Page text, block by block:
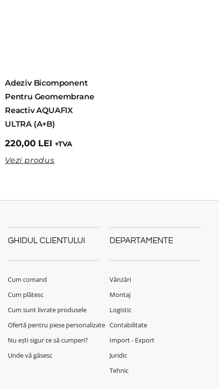
Adeziv Bicomponent
Pentru Geomembrane
Reactiv AQUAFIX
ULTRA (A+B)
220,00 LEI +TVA
Vezi produs
GHIDUL CLIENTULUI
Cum comand
Cum plătesc
Cum sunt livrate produsele
Ofertă pentru piese personalizate
Nu ești sigur ce să cumperi?
Unde vă găsesc
DEPARTAMENTE
Vânzări
Montaj
Logistic
Contabilitate
Import - Export
Juridic
Tehnic